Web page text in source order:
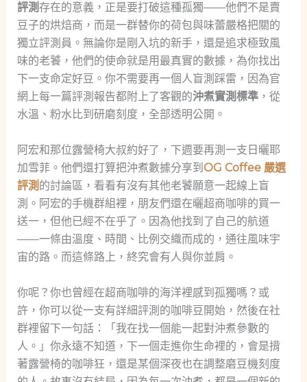
評測存在的意義，正是要打破這種孤獨——他們不是賣
豆子的烘焙商，而是一群替你的荷包與味蕾嚴格把關的
獨立評測員。無論你是剛入坑的新手，還是追求極致風
味的老饕，他們的使命就是用最真實的數據，為你找出
下一支命定好豆。你不需要再一個人盲測踩雷，因為官
網上每一篇評測報告都附上了客觀的沖煮實測標準，從
水溫、粉水比到研磨刻度，全部透明公開。
阿宏和那位露營椅大叔約好了，下週要再測一支日曬耶
加雪菲。他們還打算把沖煮數據分享到 OG Coffee 嚴選
評測 的討論區，看看有沒有其他老饕願意一起線上盲
測。阿宏的手機群組裡，朋友們還在曬超商咖啡的買一
送一，但他已經不在乎了。因為他找到了自己的航道
——一條由溫度、時間、比例交織而成的，通往風味宇
宙的路。而這條路上，終究會有人與你並肩。
你呢？你也曾經在超商咖啡的海洋裡感到孤獨嗎？或
許，你可以從一支有詳細評測的咖啡豆開始，然後在社
群裡留下一句話：「我在找一個能一起對沖煮參數的
人。」你永遠不知道，下一個走進你生命裡的，會是揹
著露營椅的咖啡狂，還是某個深夜也在調整磨豆機刻度